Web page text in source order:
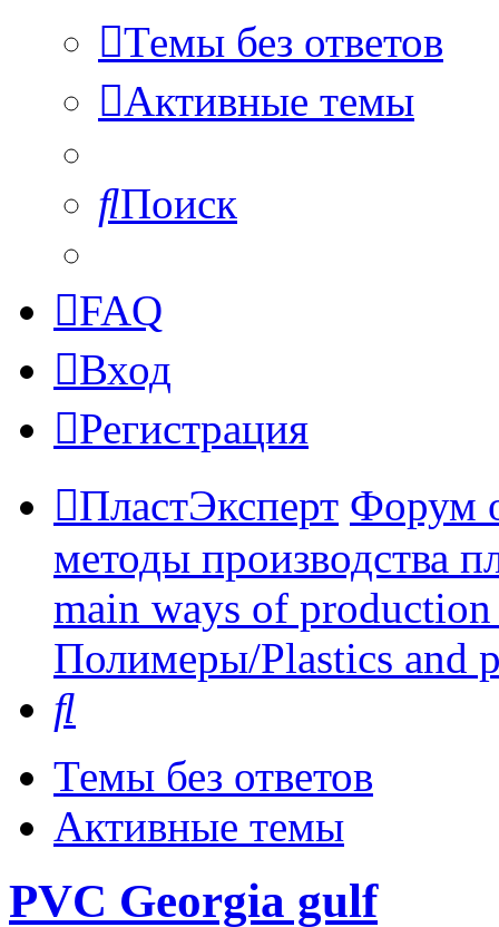
Темы без ответов
Активные темы
Поиск
FAQ
Вход
Регистрация
ПластЭксперт Форум
методы производства
main ways of
Полимеры/Plastics and
Темы без ответов
Активные темы
PVC Georgia gulf